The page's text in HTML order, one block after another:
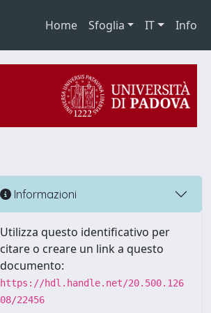
Home Sfoglia IT Info
Informazioni
Utilizza questo identificativo per
citare o creare un link a questo
documento:
https://hdl.handle.net/20.500.126
08/22456